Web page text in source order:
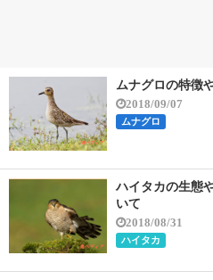
ムナグロの特徴
2018/09/07
ムナグロ
ハイタカの生態
いて
2018/08/31
ハイタカ